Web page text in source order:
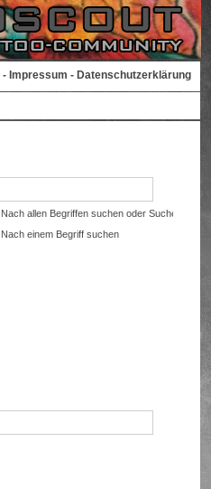
- Impressum - Datenschutzerklärung
Nach allen Begriffen suchen oder Suche wie
Nach einem Begriff suchen